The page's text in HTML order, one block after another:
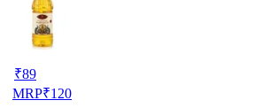
₹89
MRP₹120